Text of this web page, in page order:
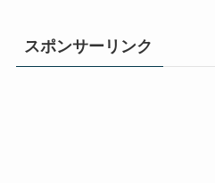
スポンサーリンク